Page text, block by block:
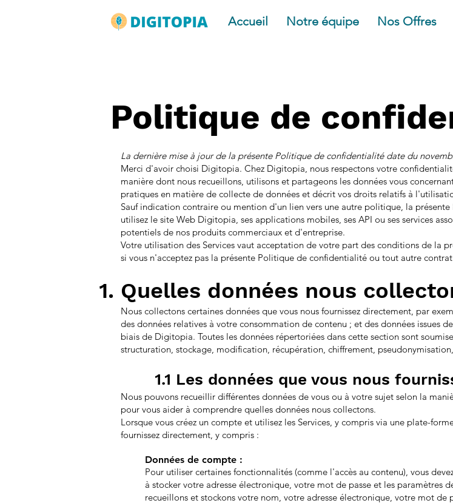
Accueil Notre équipe Nos Offres
Politique de
La dernière mise à jour de la présente Politique de confidentialité date du
Merci d'avoir choisi Digitopia. Chez Digitopia, nous respectons votre
manière dont nous recueillons, utilisons et partageons les données vous
pratiques en matière de collecte de données et décrit vos droits relatifs à
Sauf indication contraire ou mention d'un lien vers une autre politique, la
utilisez le site Web Digitopia, ses applications mobiles, ses API ou ses services
potentiels de nos produits commerciaux et d'entreprise.
Votre utilisation des Services vaut acceptation de votre part des conditions de la
si vous n'acceptez pas la présente Politique de confidentialité ou tout autre
Quelles données nous
Nous collectons certaines données que vous nous fournissez directement, par
des données relatives à votre consommation de contenu ; et des données issues
biais de Digitopia. Toutes les données répertoriées dans cette section sont
structuration, stockage, modification, récupération, chiffrement,
1.1 Les données que vous nous
Nous pouvons recueillir différentes données de vous ou à votre sujet selon la
pour vous aider à comprendre quelles données nous collectons.
Lorsque vous créez un compte et utilisez les Services, y compris via une plate-
fournissez directement, y compris :
Données de compte :
Pour utiliser certaines fonctionnalités (comme l'accès au contenu), vous
à stocker votre adresse électronique, votre mot de passe et les paramètres
recueillons et stockons votre nom, votre adresse électronique, votre mot de